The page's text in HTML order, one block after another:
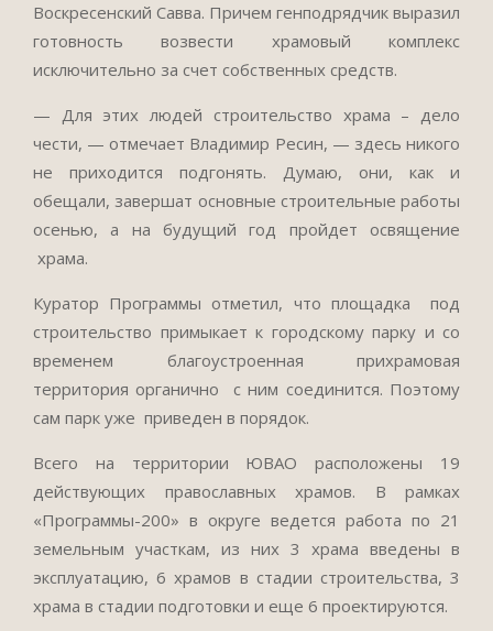
Воскресенский Савва. Причем генподрядчик выразил
готовность возвести храмовый комплекс
исключительно за счет собственных средств.
— Для этих людей строительство храма – дело
чести, — отмечает Владимир Ресин, — здесь никого
не приходится подгонять. Думаю, они, как и
обещали, завершат основные строительные работы
осенью, а на будущий год пройдет освящение
храма.
Куратор Программы отметил, что площадка под
строительство примыкает к городскому парку и со
временем благоустроенная прихрамовая
территория органично с ним соединится. Поэтому
сам парк уже приведен в порядок.
Всего на территории ЮВАО расположены 19
действующих православных храмов. В рамках
«Программы-200» в округе ведется работа по 21
земельным участкам, из них 3 храма введены в
эксплуатацию, 6 храмов в стадии строительства, 3
храма в стадии подготовки и еще 6 проектируются.